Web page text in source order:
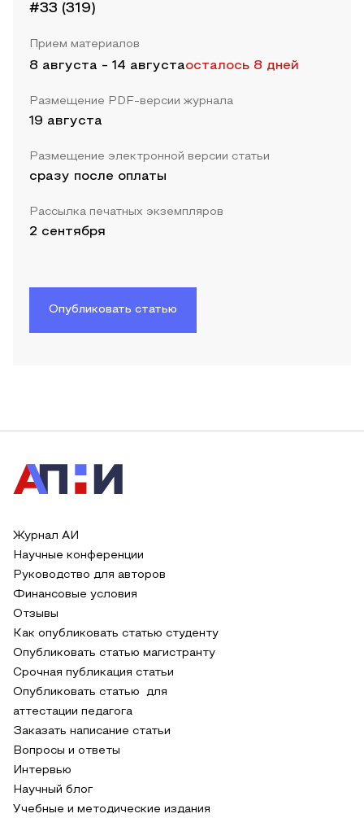
#33 (319)
Прием материалов
8 августа - 14 августаосталось 8 дней
Размещение PDF-версии журнала
19 августа
Размещение электронной версии статьи
сразу после оплаты
Рассылка печатных экземпляров
2 сентября
Опубликовать статью
Журнал АИ
Научные конференции
Руководство для авторов
Финансовые условия
Отзывы
Как опубликовать статью студенту
Опубликовать статью магистранту
Срочная публикация статьи
Опубликовать статью для
аттестации педагога
Заказать написание статьи
Вопросы и ответы
Интервью
Научный блог
Учебные и методические издания